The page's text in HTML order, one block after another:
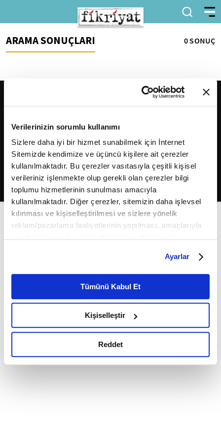
Verilerinizin sorumlu kullanımı
Sizlere daha iyi bir hizmet sunabilmek için İnternet
Sitemizde kendimize ve üçüncü kişilere ait çerezler
kullanılmaktadır. Bu çerezler vasıtasıyla çeşitli kişisel
verileriniz işlenmekte olup gerekli olan çerezler bilgi
toplumu hizmetlerinin sunulması amacıyla
kullanılmaktadır. Diğer çerezler, sitemizin daha işlevsel
kılınması ve kişiselleştirilmesi ve sizlere yönelik
reklam/pazarlama faaliyetlerinin yapılması, amaçlarıyla
belirleyebilirsiniz. Çerezlere ilişkin detaylı bilgi için
Ayarlar butonuna tıklayabilir,Çerez Bilgilendirme
Metnimizi ziyaret edebilirsiniz.
6698 sayılı Kişisel Verilerin Korunması Kanunu uyarınca
okumak ve sitemizi ziyaretiniz kapsamında
gerçekleştirilen veri işleme faaliyetleri ile ilgili daha
detaylı bilgi almak için lütfentıklayınız.
Ayarlar
Tümünü Kabul Et
Kişiselleştir
Reddet
ARAMA SONUÇLARI 0 SONUÇ
2026Fikriyat. Tüm hakları saklıdır.